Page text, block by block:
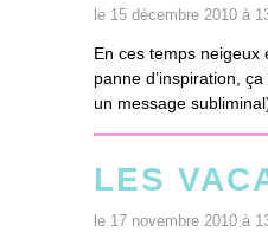
le 15 décembre 2010 à
En ces temps neigeux
panne d’inspiration,
un message
LES
le 17 novembre 2010 à